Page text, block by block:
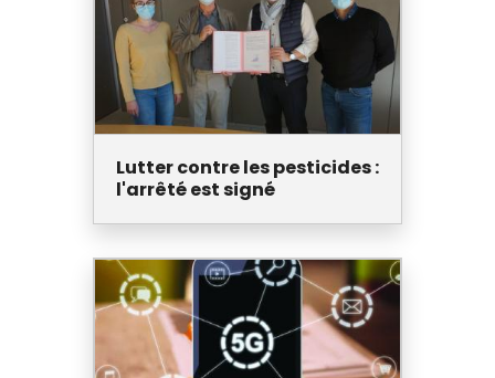
Lutter contre les pesticides :
l'arrêté est signé